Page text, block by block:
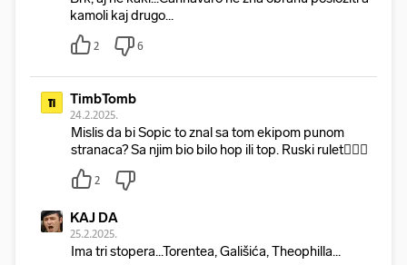
kamoli kaj drugo...
2 6
Ti TimbTomb
24.2.2025.
Mislis da bi Sopic to znal sa tom ekipom punom
stranaca? Sa njim bio bilo hop ili top. Ruski rulet🤷🏻‍♂️
2
KAJ DA
25.2.2025.
Ima tri stopera...Torentea, Gališića, Theophilla...